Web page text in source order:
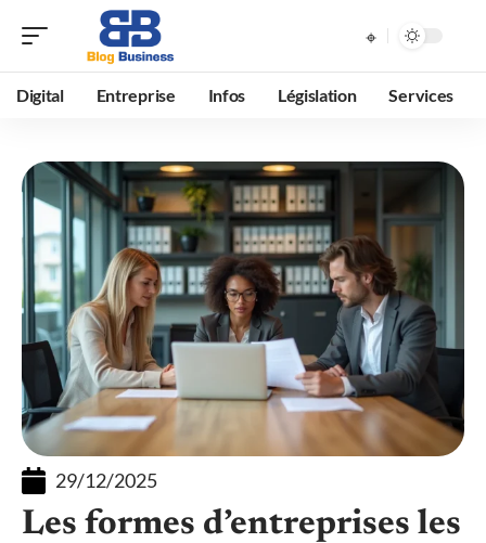
Digital Entreprise Infos Législation Services
29/12/2025
Les formes d’entreprises les